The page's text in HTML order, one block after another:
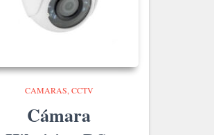
CAMARAS CCTV
Cámara